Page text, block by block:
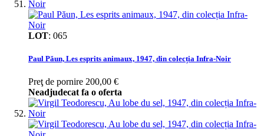
LOT: 065
Paul Păun, Les esprits animaux, 1947, din colecția Infra-Noir
Preţ de pornire 200,00 €
Neadjudecat fa o oferta